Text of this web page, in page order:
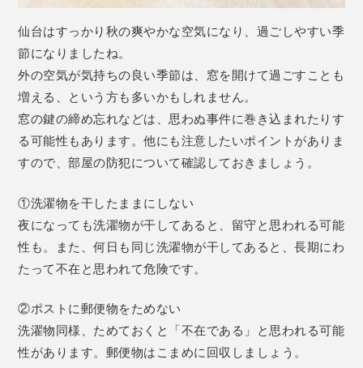
仙台はすっかり秋の爽やかな空気になり、過ごしやすい季
節になりましたね。
外の空気が気持ちの良い季節は、窓を開けて過ごすことも
増える、という方も多いかもしれません。
窓の鍵の締め忘れなどは、思わぬ事件に巻き込まれたりす
る可能性もあります。他にも注意したいポイントがありま
すので、部屋の防犯について確認しておきましょう。
①洗濯物を干したままにしない
夜になっても洗濯物が干してあると、留守と思われる可能
性も。また、何日も同じ洗濯物が干してあると、長期にわ
たって不在と思われて危険です。
②ポストに郵便物をためない
洗濯物同様、ためておくと「不在である」と思われる可能
性があります。郵便物はこまめに回収しましょう。